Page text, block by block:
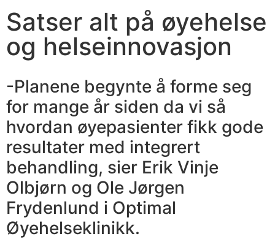
Satser alt på øyehelse
og helseinnovasjon
-Planene begynte å forme seg
for mange år siden da vi så
hvordan øyepasienter fikk gode
resultater med integrert
behandling, sier Erik Vinje
Olbjørn og Ole Jørgen
Frydenlund i Optimal
Øyehelseklinikk.